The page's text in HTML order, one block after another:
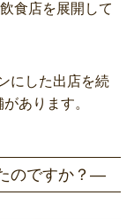
食店を展開して
にした出店を続
あります。
のですか？―